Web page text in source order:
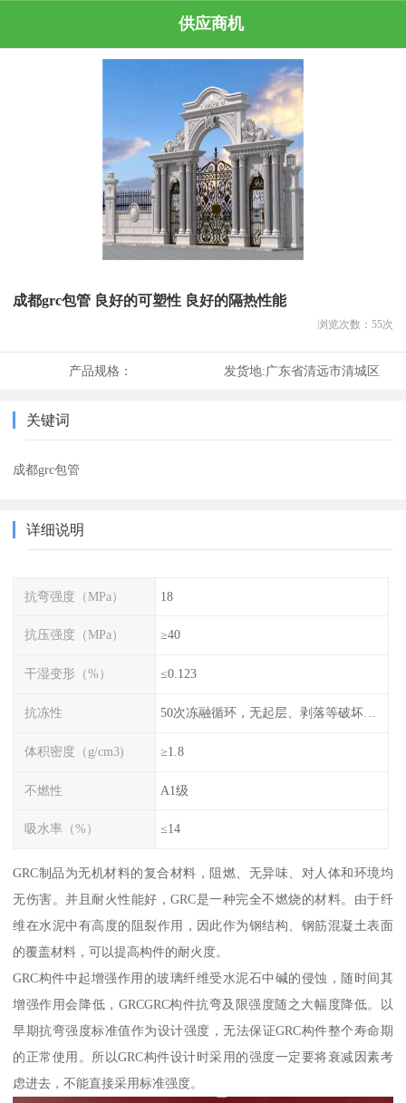
供应商机
成都grc包管 良好的可塑性 良好的隔热性能
浏览次数： 55次
产品规格： 发货地:广东省清远市清城区
关键词
成都grc包管
详细说明
抗弯强度（MPa） 18
抗压强度（MPa） ≥40
干湿变形（%） ≤0.123
抗冻性 50次冻融循环，无起层、剥落等破坏现象
体积密度（g/cm3) ≥1.8
不燃性 A1级
吸水率（%） ≤14
GRC制品为无机材料的复合材料，阻燃、无异味、对人体和环境均
无伤害。并且耐火性能好，GRC是一种完全不燃烧的材料。由于纤
维在水泥中有高度的阻裂作用，因此作为钢结构、钢筋混凝土表面
的覆盖材料，可以提高构件的耐火度。
GRC构件中起增强作用的玻璃纤维受水泥石中碱的侵蚀，随时间其
增强作用会降低，GRCGRC构件抗弯及限强度随之大幅度降低。以
早期抗弯强度标准值作为设计强度，无法保证GRC构件整个寿命期
的正常使用。所以GRC构件设计时采用的强度一定要将衰减因素考
虑进去，不能直接采用标准强度。